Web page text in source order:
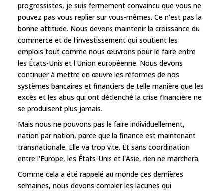
progressistes, je suis fermement convaincu que vous ne
pouvez pas vous replier sur vous-mêmes. Ce n'est pas la
bonne attitude. Nous devons maintenir la croissance du
commerce et de l'investissement qui soutient les
emplois tout comme nous œuvrons pour le faire entre
les États-Unis et l'Union européenne. Nous devons
continuer à mettre en œuvre les réformes de nos
systèmes bancaires et financiers de telle manière que les
excès et les abus qui ont déclenché la crise financière ne
se produisent plus jamais.
Mais nous ne pouvons pas le faire individuellement,
nation par nation, parce que la finance est maintenant
transnationale. Elle va trop vite. Et sans coordination
entre l'Europe, les États-Unis et l'Asie, rien ne marchera.
Comme cela a été rappelé au monde ces dernières
semaines, nous devons combler les lacunes qui